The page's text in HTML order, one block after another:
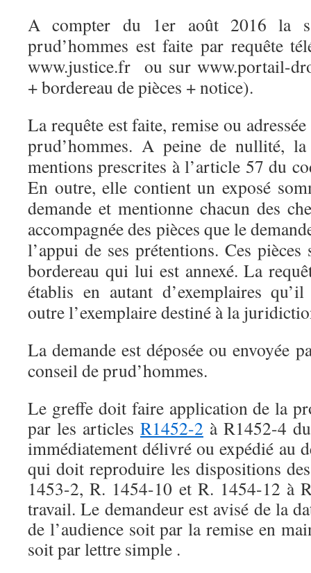
A compter du 1er août 2016 la
prud’hommes est faite par requête
www.justice.fr ou sur www.portail-
+ bordereau de pièces + notice).
La requête est faite, remise ou
prud’hommes. A peine de nullité,
mentions prescrites à l’article 57 du
En outre, elle contient un exposé
demande et mentionne chacun des
accompagnée des pièces que le
l’appui de ses prétentions. Ces
bordereau qui lui est annexé. La
établis en autant d’exemplaires
outre l’exemplaire destiné à la
La demande est déposée ou envoyée
conseil de prud’hommes.
Le greffe doit faire application de la
par les articles R1452-2 à R1452-4
immédiatement délivré ou expédié au
qui doit reproduire les dispositions
1453-2, R. 1454-10 et R. 1454-12 à
travail. Le demandeur est avisé de la
de l’audience soit par la remise en
soit par lettre simple .